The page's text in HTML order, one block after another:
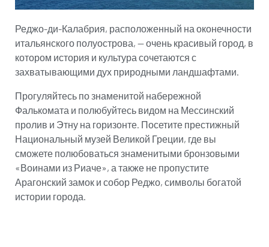
Реджо-ди-Калабрия, расположенный на оконечности
итальянского полуострова, — очень красивый город, в
котором история и культура сочетаются с
захватывающими дух природными ландшафтами.
Прогуляйтесь по знаменитой набережной
Фалькомата и полюбуйтесь видом на Мессинский
пролив и Этну на горизонте. Посетите престижный
Национальный музей Великой Греции, где вы
сможете полюбоваться знаменитыми бронзовыми
«Воинами из Риаче», а также не пропустите
Арагонский замок и собор Реджо, символы богатой
истории города.